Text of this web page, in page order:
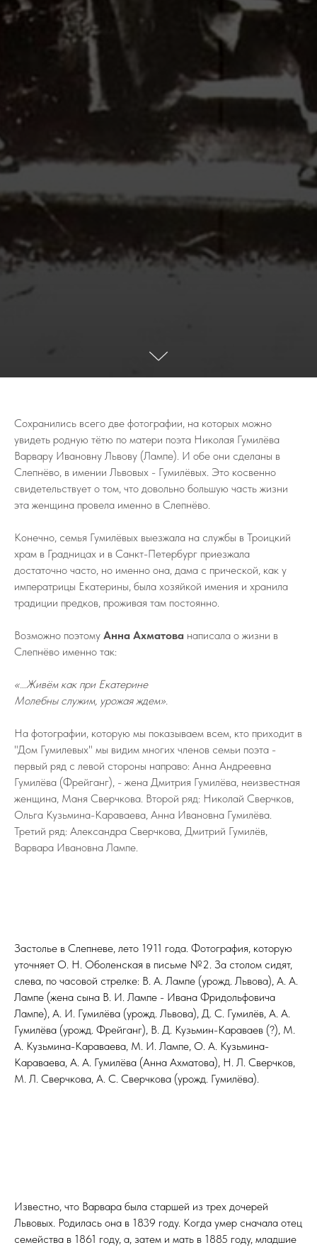
Сохранились всего две фотографии, на которых можно
увидеть родную тётю по матери поэта Николая Гумилёва
Варвару Ивановну Львову (Лампе). И обе они сделаны в
Слепнёво, в имении Львовых - Гумилёвых. Это косвенно
свидетельствует о том, что довольно большую часть жизни
эта женщина провела именно в Слепнёво.
Конечно, семья Гумилёвых выезжала на службы в Троицкий
храм в Градницах и в Санкт-Петербург приезжала
достаточно часто, но именно она, дама с прической, как у
императрицы Екатерины, была хозяйкой имения и хранила
традиции предков, проживая там постоянно.
Возможно поэтому Анна Ахматова написала о жизни в
Слепнёво именно так:
«…Живём как при Екатерине
Молебны служим, урожая ждем».
На фотографии, которую мы показываем всем, кто приходит в
"Дом Гумилевых" мы видим многих членов семьи поэта -
первый ряд с левой стороны направо: Анна Андреевна
Гумилёва (Фрейганг), - жена Дмитрия Гумилёва, неизвестная
женщина, Маня Сверчкова. Второй ряд: Николай Сверчков,
Ольга Кузьмина-Караваева, Анна Ивановна Гумилёва.
Третий ряд: Александра Сверчкова, Дмитрий Гумилёв,
Варвара Ивановна Лампе.
Застолье в Слепневе, лето 1911 года. Фотография, которую
уточняет О. Н. Оболенская в письме №2. За столом сидят,
слева, по часовой стрелке: В. А. Лампе (урожд. Львова), А. А.
Лампе (жена сына В. И. Лампе - Ивана Фридольфовича
Лампе), А. И. Гумилёва (урожд. Львова), Д. С. Гумилёв, А. А.
Гумилёва (урожд. Фрейганг), В. Д. Кузьмин-Караваев (?), М.
А. Кузьмина-Караваева, М. И. Лампе, О. А. Кузьмина-
Караваева, А. А. Гумилёва (Анна Ахматова), Н. Л. Сверчков,
М. Л. Сверчкова, А. С. Сверчкова (урожд. Гумилёва).
Известно, что Варвара была старшей из трех дочерей
Львовых. Родилась она в 1839 году. Когда умер сначала отец
семейства в 1861 году, а, затем и мать в 1885 году, младшие